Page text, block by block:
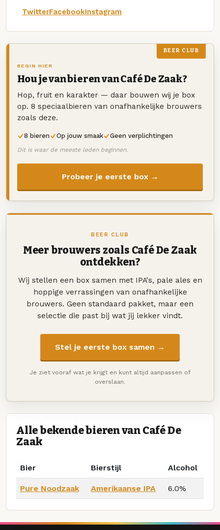
TwitterFacebookInstagram
BEER CLUB
BEGIN HIER
Hou je van bieren van Café De Zaak?
Hop, fruit en karakter — daar bouwen wij je box
op. 8 speciaalbieren van onafhankelijke brouwers
zoals deze.
8 bieren Op jouw smaak Geen verplichtingen
Dit is waar de meeste leden beginnen.
Probeer je eerste box →
BEER CLUB
Meer brouwers zoals Café De Zaak
ontdekken?
Wij stellen een box samen met IPA's, pale ales en
hoppige verrassingen van onafhankelijke
brouwers. Geen standaard pakket, maar een
selectie die past bij wat jij lekker vindt.
Stel je eerste box samen →
Je ziet vooraf wat je krijgt en kunt altijd aanpassen of
overslaan.
Alle bekende bieren van Café De
Zaak
Bier Bierstijl Alcohol
Pure Noodzaak Amerikaanse IPA 6.0%